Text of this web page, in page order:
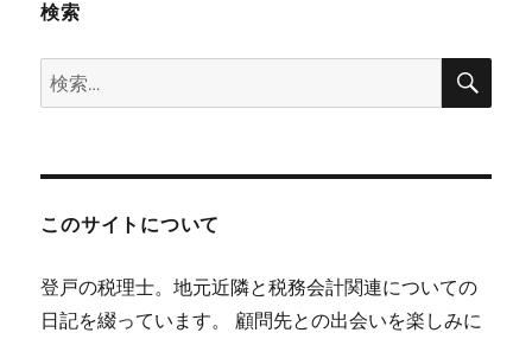
検索
検
索:
検
このサイトについて
登戸の税理士。地元近隣と税務会計関連についての
日記を綴っています。 顧問先との出会いを楽しみに